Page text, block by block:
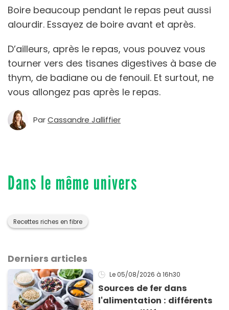
Boire beaucoup pendant le repas peut aussi
alourdir. Essayez de boire avant et après.
D’ailleurs, après le repas, vous pouvez vous
tourner vers des tisanes digestives à base de
thym, de badiane ou de fenouil. Et surtout, ne
vous allongez pas après le repas.
ParCassandre Jalliffier
Dans le même univers
Recettes riches en fibre
Derniers articles
Le 05/08/2026 à 16h30
Sources de fer dans
l'alimentation : différents